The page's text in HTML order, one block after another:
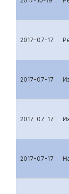
2017-07-17
2017-07-17
2017-07-17
2017-07-17